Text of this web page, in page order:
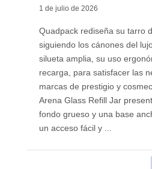
1 de julio de 2026
Quadpack rediseña su tarro
siguiendo los cánones del
silueta amplia, su uso
recarga, para satisfacer las
marcas de prestigio y
Arena Glass Refill Jar
fondo grueso y una base
un acceso fácil y ...